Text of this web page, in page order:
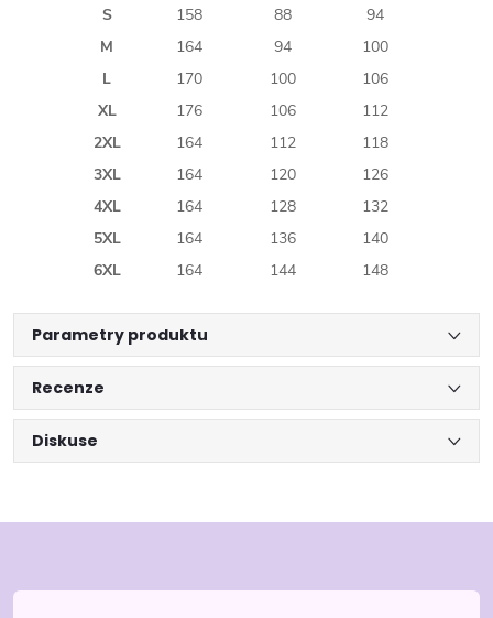
S
158 88
94
M
164 94
100
L
170 100
106
XL
176 106
112
2XL
164 112
118
3XL
164 120
126
4XL
164 128
132
5XL
164 136
140
6XL
164 144 148
Parametry produktu
Recenze
Diskuse
á